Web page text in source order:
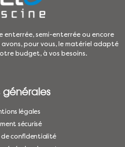
enterrée, semi-enterrée ou encore
avons, pour vous, le matériel adapté
budget, à vos besoins.
générales
légales
sécurisé
de confidentialité